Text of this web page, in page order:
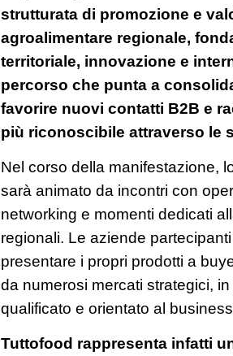
strutturata di promozione e
agroalimentare regionale,
territoriale, innovazione e
percorso che punta a
favorire nuovi contatti B2B e
più riconoscibile attraverso le
Nel corso della manifestazione,
sarà animato da incontri con
networking e momenti dedicati
regionali. Le aziende
presentare i propri prodotti a
da numerosi mercati strategici,
qualificato e orientato al
Tuttofood rappresenta infatti